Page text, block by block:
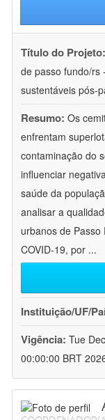
Título do Projeto:
de passo fundo/rs
sustentáveis pós-
Resumo: Os
enfrentam
contaminação do
influenciar
saúde da
analisar a
urbanos de
COVID-19, por ...
Instituição/UF/
Vigência: Tue
00:00:00 BRT